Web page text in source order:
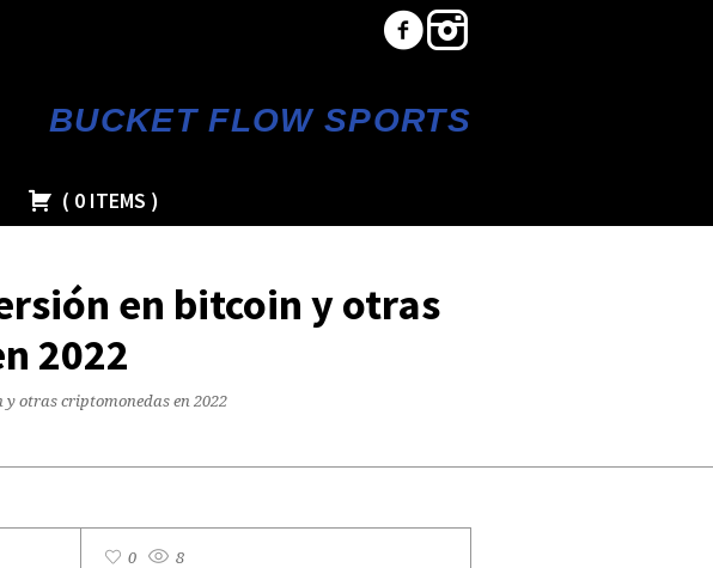
BUCKET FLOW SPORTS
( 0 ITEMS )
en bitcoin y otras
2022
otras criptomonedas en 2022
0 8